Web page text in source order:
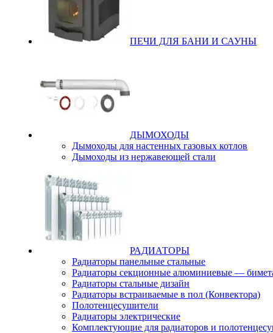
ПЕЧИ ДЛЯ БАНИ И САУНЫ
ДЫМОХОДЫ
Дымоходы для настенных газовых котлов
Дымоходы из нержавеющей стали
РАДИАТОРЫ
Радиаторы панельные стальные
Радиаторы секционные алюминиевые —
Радиаторы стальные дизайн
Радиаторы встраиваемые в пол (Конвектора)
Полотенцесушители
Радиаторы электрические
Комплектующие для радиаторов и